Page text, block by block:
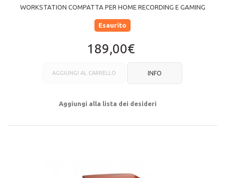
WORKSTATION COMPATTA PER HOME RECORDING E GAMING
Esaurito
189,00€
AGGIUNGI AL CARRELLO INFO
Aggiungi alla lista dei desideri